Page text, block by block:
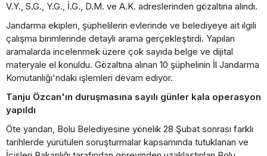
V.Y., S.G., Y.G., İ.G., D.M. ve A.K. adreslerinden gözaltına alındı.
Jandarma ekipleri, şüphelilerin evlerinde ve belediyeye ait ilgili
çalışma birimlerinde detaylı arama gerçekleştirdi. Yapılan
aramalarda incelenmek üzere çok sayıda belge ve dijital
materyale el konuldu. Gözaltına alınan 10 şüphelinin İl Jandarma
Komutanlığı'ndaki işlemleri devam ediyor.
Tanju Özcan'ın duruşmasına sayılı günler kala operasyon
yapıldı
Öte yandan, Bolu Belediyesine yönelik 28 Şubat sonrası farklı
tarihlerde yürütülen soruşturmalar kapsamında tutuklanan ve